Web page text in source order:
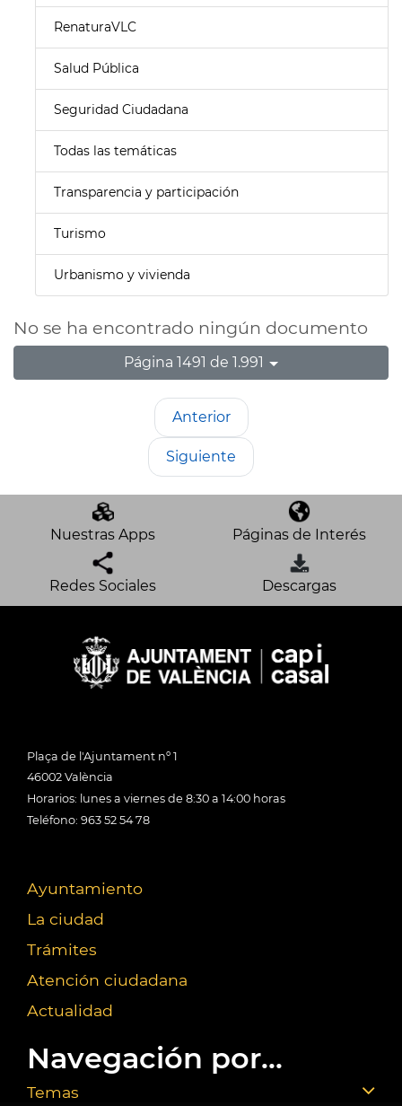
RenaturaVLC
Salud Pública
Seguridad Ciudadana
Todas las temáticas
Transparencia y participación
Turismo
Urbanismo y vivienda
No se ha encontrado ningún documento
Página 1491 de 1.991
Anterior
Siguiente
Nuestras Apps Páginas de Interés
Redes Sociales Descargas
Plaça de l'Ajuntament nº 1
46002 València
Horarios: lunes a viernes de 8:30 a 14:00 horas
Teléfono: 963 52 54 78
Ayuntamiento
La ciudad
Trámites
Atención ciudadana
Actualidad
Navegación por...
Temas